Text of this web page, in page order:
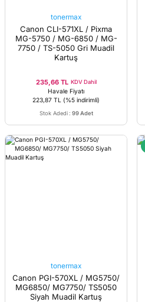
tonermax
Canon CLI-571XL / Pixma
MG-5750 / MG-6850 / MG-
7750 / TS-5050 Gri Muadil
Kartuş
235,66 TL KDV Dahil
Havale Fiyatı
223,87 TL (%5 indirimli)
Stok Adedi : 99 Adet
tonermax
Canon PGI-570XL / MG5750/
MG6850/ MG7750/ TS5050
Siyah Muadil Kartuş